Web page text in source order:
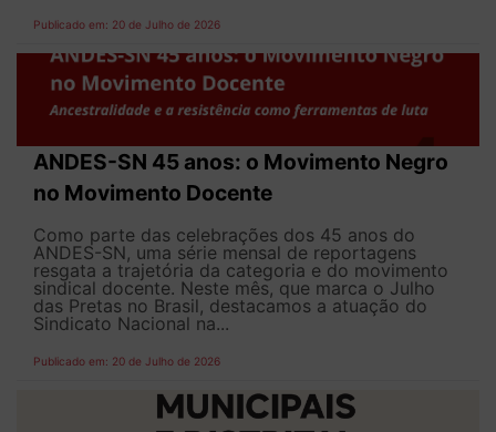
Publicado em: 20 de Julho de 2026
ANDES-SN 45 anos: o Movimento Negro
no Movimento Docente
Como parte das celebrações dos 45 anos do
ANDES-SN, uma série mensal de reportagens
resgata a trajetória da categoria e do movimento
sindical docente. Neste mês, que marca o Julho
das Pretas no Brasil, destacamos a atuação do
Sindicato Nacional na...
Publicado em: 20 de Julho de 2026